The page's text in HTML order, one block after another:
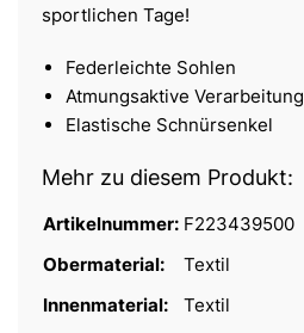
sportlichen Tage!
Federleichte Sohlen
Atmungsaktive Verarbeitung
Elastische Schnürsenkel
Mehr zu diesem Produkt:
Artikelnummer: F223439500
Obermaterial:
Textil
Innenmaterial:
Textil